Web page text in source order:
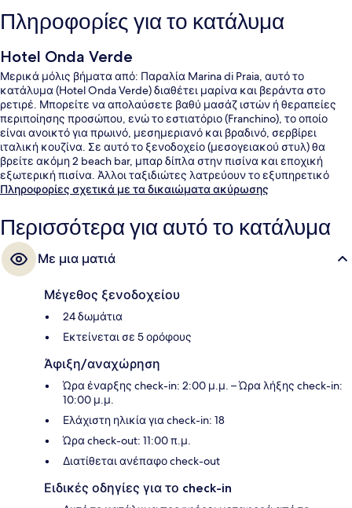
Πληροφορίες για το κατάλυμα
Hotel Onda Verde
Μερικά μόλις βήματα από: Παραλία Marina di Praia, αυτό το
κατάλυμα (Hotel Onda Verde) διαθέτει μαρίνα και βεράντα στο
ρετιρέ. Μπορείτε να απολαύσετε βαθύ μασάζ ιστών ή θεραπείες
περιποίησης προσώπου, ενώ το εστιατόριο (Franchino), το οποίο
είναι ανοικτό για πρωινό, μεσημεριανό και βραδινό, σερβίρει
ιταλική κουζίνα. Σε αυτό το ξενοδοχείο (μεσογειακού στυλ) θα
βρείτε ακόμη 2 beach bar, μπαρ δίπλα στην πισίνα και εποχική
εξωτερική πισίνα. Άλλοι ταξιδιώτες λατρεύουν το εξυπηρετικό
προσωπικό.
Πληροφορίες σχετικά με τα δικαιώματα ακύρωσης
Περισσότερα για αυτό το κατάλυμα
Με μια ματιά
Μέγεθος ξενοδοχείου
24 δωμάτια
Εκτείνεται σε 5 ορόφους
Άφιξη/αναχώρηση
Ώρα έναρξης check-in: 2:00 μ.μ. – Ώρα λήξης check-in:
10:00 μ.μ.
Ελάχιστη ηλικία για check-in: 18
Ώρα check-out: 11:00 π.μ.
Διατίθεται ανέπαφο check-out
Ειδικές οδηγίες για το check-in